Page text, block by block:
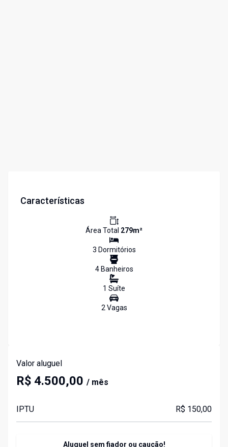
Características
Área Total 279m²
3 Dormitórios
4Banheiros
1 Suíte
2Vagas
Valor aluguel
R$ 4.500,00 / mês
IPTU R$ 150,00
Aluguel sem fiador ou caução!